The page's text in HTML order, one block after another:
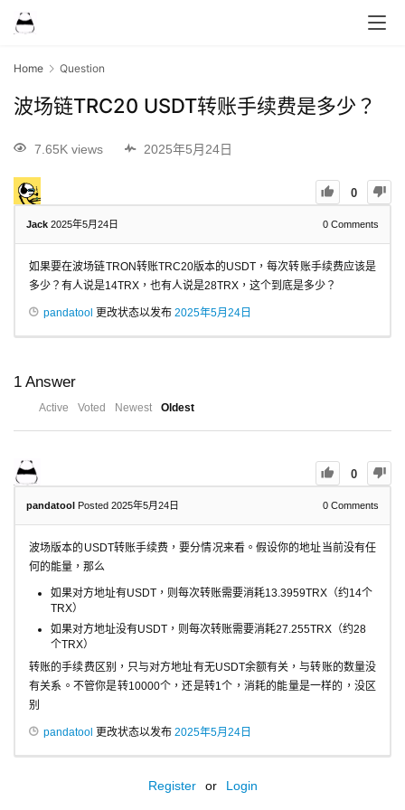
Home Question
波场链TRC20 USDT转账手续费是多少？
7.65K views 2025年5月24日
0
Jack 2025年5月24日 0 Comments
如果要在波场链TRON转账TRC20版本的USDT，每次转账手续费应该是
多少？有人说是14TRX，也有人说是28TRX，这个到底是多少？
pandatool 更改状态以发布 2025年5月24日
1 Answer
Active Voted Newest Oldest
0
pandatool Posted 2025年5月24日 0 Comments
波场版本的USDT转账手续费，要分情况来看。假设你的地址当前没有任
何的能量，那么
如果对方地址有USDT，则每次转账需要消耗13.3959TRX（约14个
TRX）
如果对方地址没有USDT，则每次转账需要消耗27.255TRX（约28
个TRX）
转账的手续费区别，只与对方地址有无USDT余额有关，与转账的数量没
有关系。不管你是转10000个，还是转1个，消耗的能量是一样的，没区
别
pandatool 更改状态以发布 2025年5月24日
Register or Login